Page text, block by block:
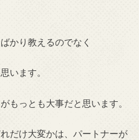
かり教えるのでなく
います。
もっとも大事だと思います。
だけ大変かは、パートナーが